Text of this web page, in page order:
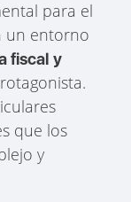
para el
un entorno
fiscal y
que los
y